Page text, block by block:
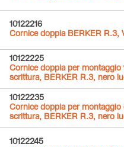
10122216
Cornice doppia BERKER R.3,
10122225
Cornice doppia per montaggio
scrittura, BERKER R.3, nero
10122235
Cornice doppia per
scrittura, BERKER R.3, nero
10122245